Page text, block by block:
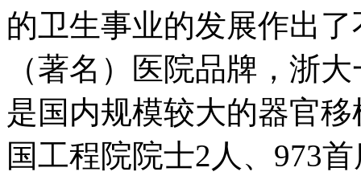
的卫生事业的发展作出
（著名）医院品牌，浙
是国内规模较大的器官
国工程院院士2人、973